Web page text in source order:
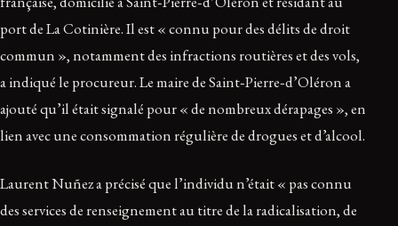
port de La Cotinière. Il est « connu pour des délits de droit
commun », notamment des infractions routières et des vols,
a indiqué le procureur. Le maire de Saint‑Pierre‑d’Oléron a
ajouté qu’il était signalé pour « de nombreux dérapages », en
lien avec une consommation régulière de drogues et d’alcool.
Laurent Nuñez a précisé que l’individu n’était « pas connu
des services de renseignement au titre de la radicalisation, de